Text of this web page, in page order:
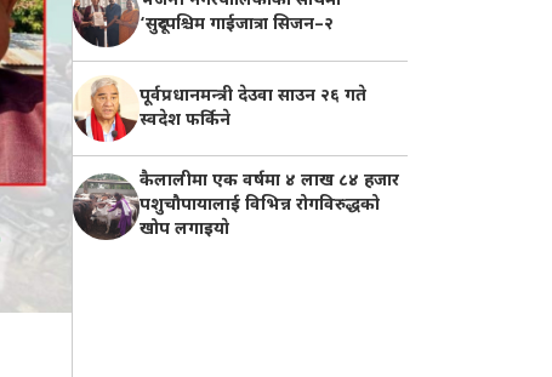
‘सुदूरपश्चिम गाईजात्रा सिजन–२
पूर्वप्रधानमन्त्री देउवा साउन २६ गते
स्वदेश फर्किने
कैलालीमा एक वर्षमा ४ लाख ८४ हजार
पशुचौपायालाई विभिन्न रोगविरुद्धको
खोप लगाइयाे